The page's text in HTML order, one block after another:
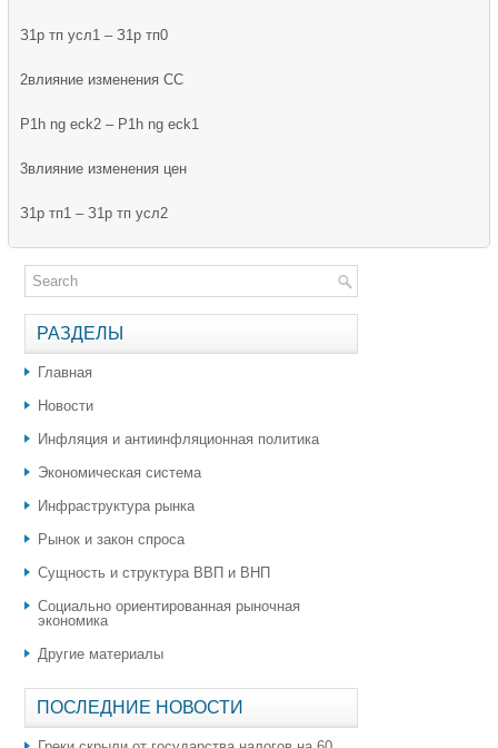
З1р тп усл1 – З1р тп0
2влияние изменения СС
P1h ng eck2 – P1h ng eck1
3влияние изменения цен
З1р тп1 – З1р тп усл2
РАЗДЕЛЫ
Главная
Новости
Инфляция и антиинфляционная политика
Экономическая система
Инфраструктура рынка
Рынок и закон спроса
Сущность и структура ВВП и ВНП
Социально ориентированная рыночная
экономика
Другие материалы
ПОСЛЕДНИЕ НОВОСТИ